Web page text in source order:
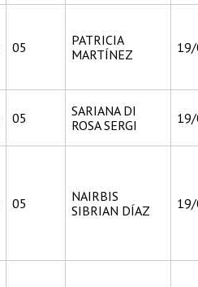
05
PATRICIA
MARTÍNEZ
05
SARIANA DI
ROSA SERGI
05
NAIRBIS
SIBRIAN DÍAZ